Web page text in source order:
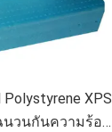
Polystyrene XPS
นวนกันความร้อน